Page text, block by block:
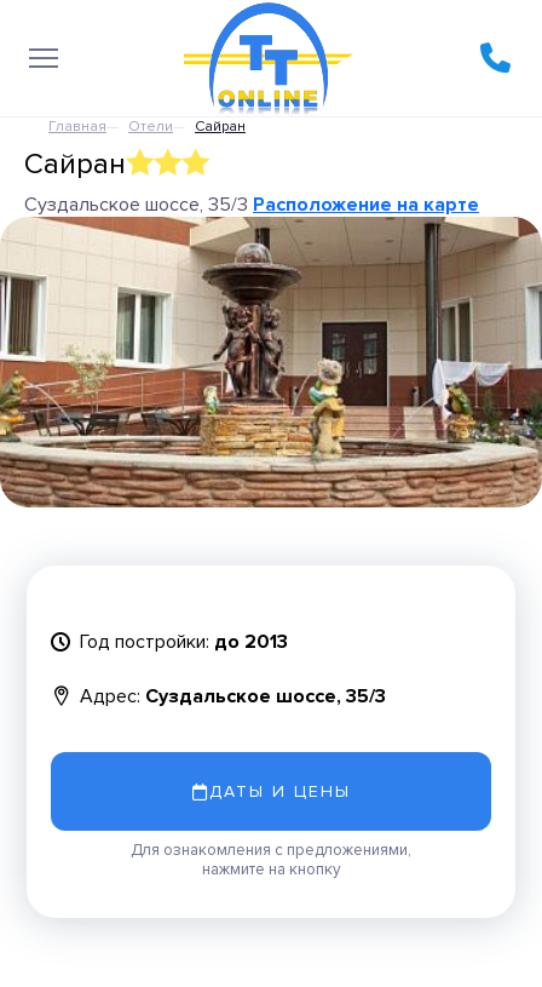
Главная Отели Сайран
Сайран
Суздальское шоссе, 35/3 Расположение на карте
Год постройки: до 2013
Адрес: Суздальское шоссе, 35/3
ДАТЫ И ЦЕНЫ
Для ознакомления с предложениями,
нажмите на кнопку